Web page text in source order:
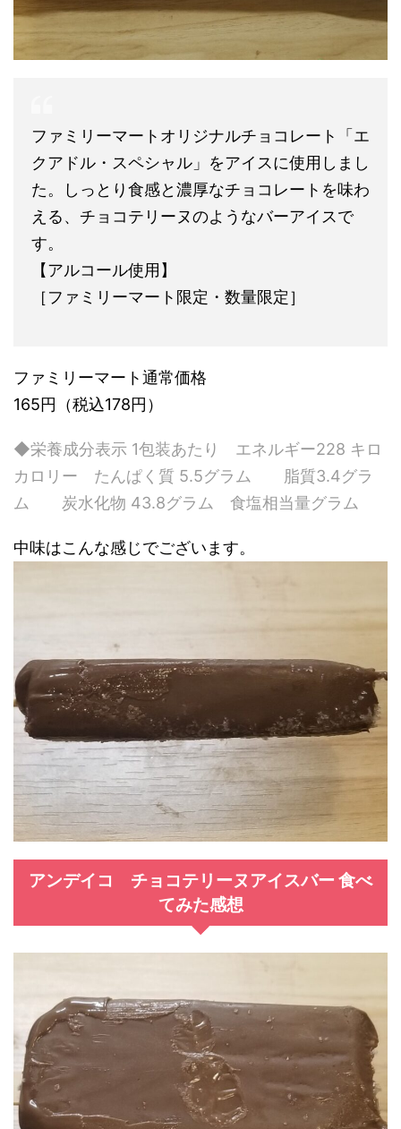
ファミリーマートオリジナルチョコレート「エ
クアドル・スペシャル」をアイスに使用しまし
た。しっとり食感と濃厚なチョコレートを味わ
える、チョコテリーヌのようなバーアイスで
す。
【アルコール使用】
［ファミリーマート限定・数量限定］
ファミリーマート通常価格
165円（税込178円）
◆栄養成分表示 1包装あたり エネルギー228 キロ
カロリー たんぱく質 5.5グラム 脂質3.4グラ
ム 炭水化物 43.8グラム 食塩相当量グラム
中味はこんな感じでございます。
アンデイコ チョコテリーヌアイスバー 食べ
てみた感想